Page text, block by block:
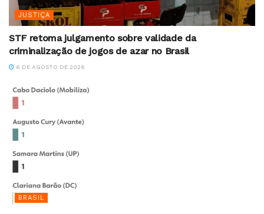
JUSTIÇA
STF retoma julgamento sobre validade da
criminalização de jogos de azar no Brasil
6 DE AGOSTO DE 2026
BRASIL